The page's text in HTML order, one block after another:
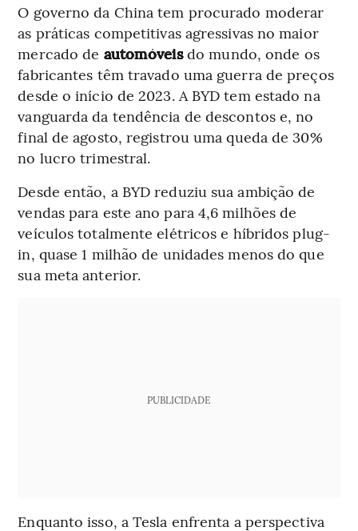
O governo da China tem procurado moderar
as práticas competitivas agressivas no maior
mercado de automóveisdo mundo, onde os
fabricantes têm travado uma guerra de preços
desde o início de 2023. A BYD tem estado na
vanguarda da tendência de descontos e, no
final de agosto, registrou uma queda de 30%
no lucro trimestral.
Desde então, a BYD reduziu sua ambição de
vendas para este ano para 4,6 milhões de
veículos totalmente elétricos e híbridos plug-
in, quase 1 milhão de unidades menos do que
sua meta anterior.
PUBLICIDADE
Enquanto isso, a Tesla enfrenta a perspectiva